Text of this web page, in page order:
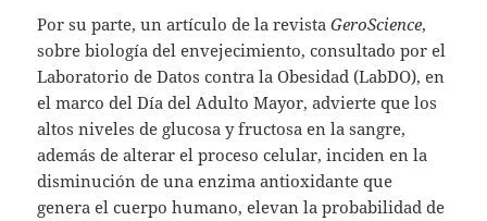
Por su parte, un artículo de la revistaGeroScience,
sobre biología del envejecimiento, consultado por el
Laboratorio de Datos contra la Obesidad (LabDO), en
el marco del Día del Adulto Mayor, advierte que los
altos niveles de glucosa y fructosa en la sangre,
además de alterar el proceso celular, inciden en la
disminución de una enzima antioxidante que
genera el cuerpo humano, elevan la probabilidad de